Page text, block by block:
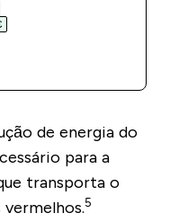
de energia do
para a
transporta o
5